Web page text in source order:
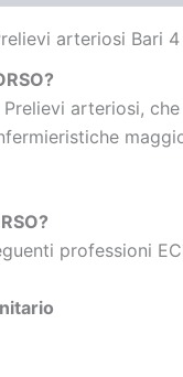
arteriosi Bari
arteriosi,
professioni